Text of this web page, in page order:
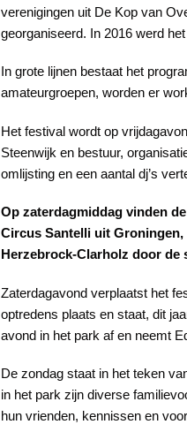
verenigingen uit De Kop van
georganiseerd. In 2016 werd
In grote lijnen bestaat het
amateurgroepen, worden er
Het festival wordt op
Steenwijk en bestuur,
omlijsting en een aantal dj’s
Op zaterdagmiddag vinden
Circus Santelli uit
Herzebrock-Clarholz door de
Zaterdagavond verplaatst het
optredens plaats en staat, dit
avond in het park af en neemt
De zondag staat in het teken
in het park zijn diverse
hun vrienden, kennissen en